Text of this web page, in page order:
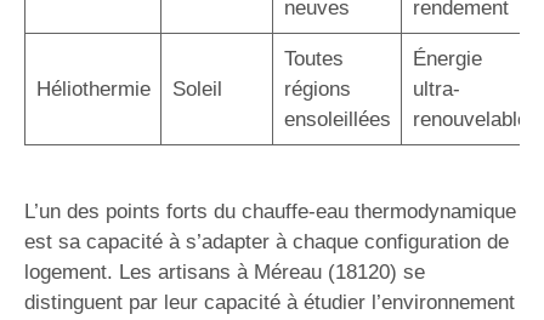
neuves
rendement
Héliothermie Soleil
Toutes
régions
ensoleillées
Énergie
ultra-
renouvelable
L’un des points forts du chauffe-eau thermodynamique
est sa capacité à s’adapter à chaque configuration de
logement. Les artisans à Méreau (18120) se
distinguent par leur capacité à étudier l’environnement